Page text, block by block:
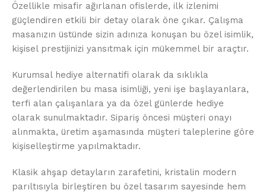
Özellikle misafir ağırlanan ofislerde, ilk izlenimi
güçlendiren etkili bir detay olarak öne çıkar. Çalışma
masanızın üstünde sizin adınıza konuşan bu özel isimlik,
kişisel prestijinizi yansıtmak için mükemmel bir araçtır.
Kurumsal hediye alternatifi olarak da sıklıkla
değerlendirilen bu masa isimliği, yeni işe başlayanlara,
terfi alan çalışanlara ya da özel günlerde hediye
olarak sunulmaktadır. Sipariş öncesi müşteri onayı
alınmakta, üretim aşamasında müşteri taleplerine göre
kişiselleştirme yapılmaktadır.
Klasik ahşap detayların zarafetini, kristalin modern
parıltısıyla birleştiren bu özel tasarım sayesinde hem